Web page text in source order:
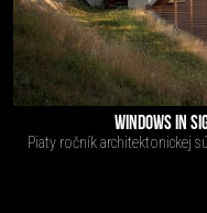
WINDOWS IN
Piaty ročník architektonickej